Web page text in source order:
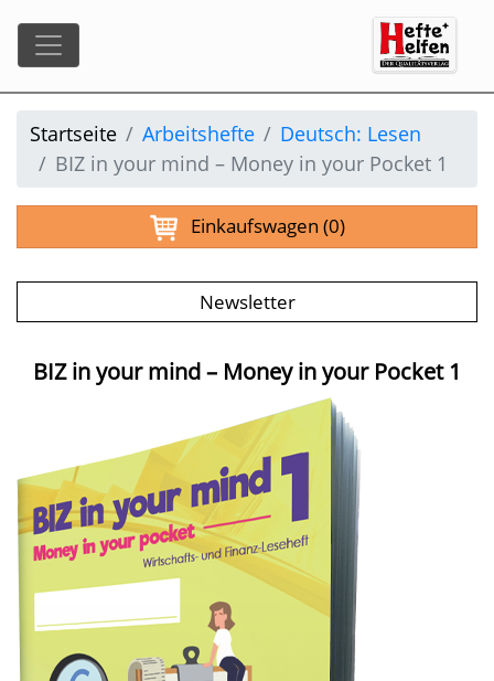
Startseite Arbeitshefte
Deutsch: Lesen
BIZ in your mind – Money in your Pocket 1
Einkaufswagen (0)
Newsletter
BIZ in your mind – Money in your Pocket 1